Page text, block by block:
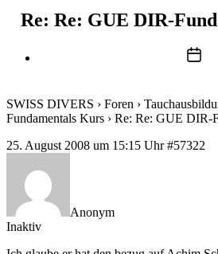
Re: Re: GUE DIR-
SWISS DIVERS › Foren ›
Fundamentals Kurs › Re: Re: GUE DIR-
25. August 2008 um 15:15 Uhr #57322
Anonym
Inaktiv